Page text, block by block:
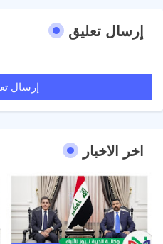
إرسال تعليق
إرسال
اخر الاخبار